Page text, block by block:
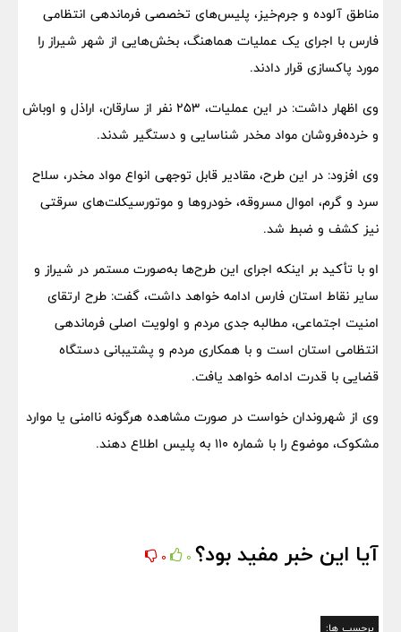
مناطق آلوده و جرم‌خیز، پلیس‌های تخصصی فرماندهی انتظامی
فارس با اجرای یک عملیات هماهنگ، بخش‌هایی از شهر شیراز را
مورد پاکسازی قرار دادند.
وی اظهار داشت: در این عملیات، ۲۵۳ نفر از سارقان، اراذل و اوباش
و خرده‌فروشان مواد مخدر شناسایی و دستگیر شدند.
وی افزود: در این طرح، مقادیر قابل توجهی انواع مواد مخدر، سلاح
سرد و گرم، اموال مسروقه، خودروها و موتورسیکلت‌های سرقتی
نیز کشف و ضبط شد.
او با تأکید بر اینکه اجرای این طرح‌ها به‌صورت مستمر در شیراز و
سایر نقاط استان فارس ادامه خواهد داشت، گفت: طرح ارتقای
امنیت اجتماعی، مطالبه جدی مردم و اولویت اصلی فرماندهی
انتظامی استان است و با همکاری مردم و پشتیبانی دستگاه
قضایی با قدرت ادامه خواهد یافت.
وی از شهروندان خواست در صورت مشاهده هرگونه ناامنی یا موارد
مشکوک، موضوع را با شماره ۱۱۰ به پلیس اطلاع دهند.
آیا این خبر مفید بود؟ 0
0
برچسب ها: